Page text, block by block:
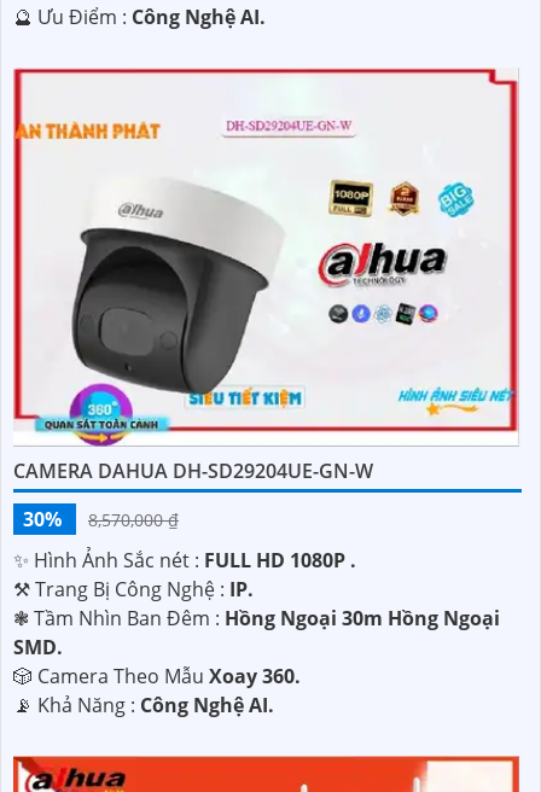
️🔮 Ưu Điểm : Công Nghệ AI.
CAMERA DAHUA DH-SD29204UE-GN-W
30%
8,570,000 ₫
✨ Hình Ảnh Sắc nét : FULL HD 1080P .
⚒ Trang Bị Công Nghệ : IP.
❃ Tầm Nhìn Ban Đêm : Hồng Ngoại 30m Hồng Ngoại
SMD.
🎲 Camera Theo Mẫu Xoay 360.
️📡 Khả Năng : Công Nghệ AI.